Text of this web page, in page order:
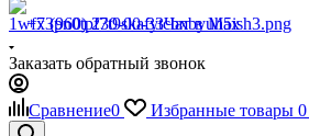
+7 (960) 230-00-33Чат в Max
Заказать обратный звонок
Сравнение0 Избранные товары 0